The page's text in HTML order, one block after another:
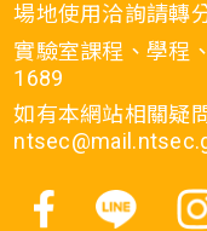
場地使用洽詢請轉
實驗室課程、學程
1689
如有本網站相關疑